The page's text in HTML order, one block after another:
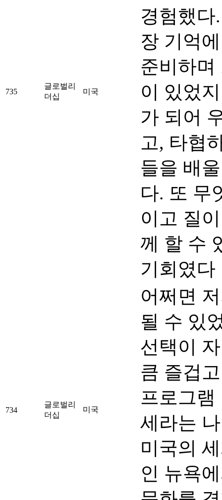
735
글로벌리
더십
미국
경험했다
장 기억
준비하며
이 있었
가 되어
고, 타협
들을 배
다. 또 무
이고 질
께 할 수
기회였다
734
글로벌리
더십
미국
어쩌면
될 수 있
선택이
큼 즐겁
프로그램
세라는
미국의
인 뉴욕